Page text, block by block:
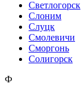
Светлогорск
Слоним
Слуцк
Смолевичи
Сморгонь
Солигорск
Ф